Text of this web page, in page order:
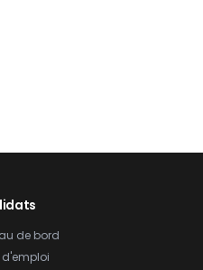
de bord
d'emploi